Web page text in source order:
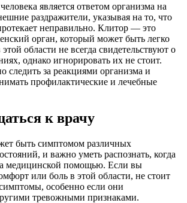
является ответом организма на
раздражители, указывая на то, что
неправильно. Клитор — это
орган, который может быть легко
области не всегда свидетельствуют о
однако игнорировать их не стоит.
следить за реакциями организма и
профилактические и лечебные
к врачу
быть симптомом различных
и важно уметь распознать, когда
медицинской помощью. Если вы
или боль в этой области, не стоит
особенно если они
тревожными признаками.